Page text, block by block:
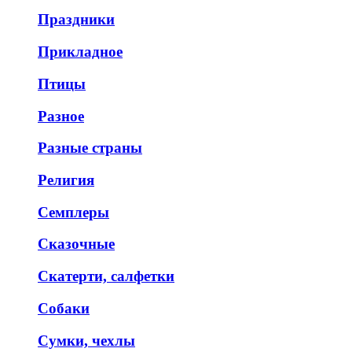
Праздники
Прикладное
Птицы
Разное
Разные страны
Религия
Семплеры
Сказочные
Скатерти, салфетки
Собаки
Сумки, чехлы